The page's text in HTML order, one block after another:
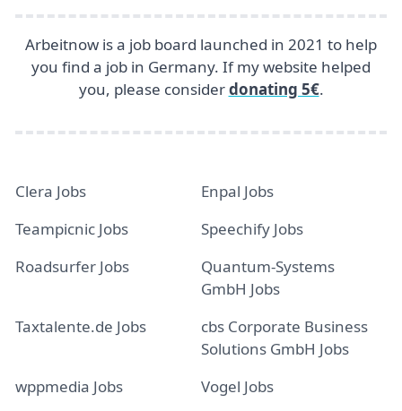
Arbeitnow is a job board launched in 2021 to help
you find a job in Germany. If my website helped
you, please considerdonating 5€.
Clera Jobs
Enpal Jobs
Teampicnic Jobs
Speechify Jobs
Roadsurfer Jobs
Quantum-Systems
GmbH Jobs
Taxtalente.de Jobs
cbs Corporate Business
Solutions GmbH Jobs
wppmedia Jobs
Vogel Jobs